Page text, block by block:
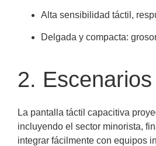
Alta sensibilidad táctil,
Delgada y compacta:
2.
La pantalla táctil capacitiva
incluyendo el sector minorista,
integrar fácilmente con equipos